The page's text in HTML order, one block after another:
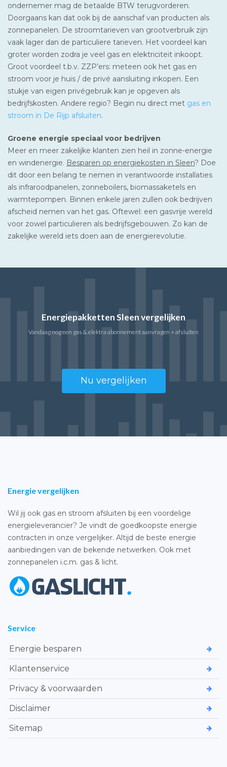
ondernemer mag de betaalde BTW terugvorderen.
Doorgaans kan dat ook bij de aanschaf van producten als
zonnepanelen. De stroomtarieven van grootverbruik zijn
vaak lager dan de particuliere tarieven. Het voordeel kan
groter worden zodra je veel gas en elektriciteit inkoopt.
Groot voordeel t.b.v. ZZP’ers: meteen ook het gas en
stroom voor je huis / de privé aansluiting inkopen. Een
stukje van eigen privégebruik kan je opgeven als
bedrijfskosten. Andere regio? Begin nu direct met gas en
stroom in De Rijp afsluiten.
Groene energie speciaal voor bedrijven
Meer en meer zakelijke klanten zien heil in zonne-energie
en windenergie. Besparen op energiekosten in Sleen? Doe
dit door een belang te nemen in verantwoorde installaties
als infraroodpanelen, zonneboilers, biomassaketels en
warmtepompen. Binnen enkele jaren zullen ook bedrijven
afscheid nemen van het gas. Oftewel: een gasvrije wereld
voor zowel particulieren als bedrijfsgebouwen. Zo kan de
zakelijke wereld iets doen aan de energierevolutie.
Energiepakketten Sleen vergelijken
Vandaag nog een gas & elektra abonnement aanvragen + afsluiten
Nu vergelijken
Energie vergelijken
Wil jij ook gas en stroom afsluiten bij een voordelige
energieleverancier? Je vindt de goedkoopste energie
contracten in onze vergelijker. Altijd de beste energie
aanbiedingen van de bekende netwerken. Ook met
zonnepanelen i.c.m. gas & licht.
Service
Energie besparen
Klantenservice
Privacy & voorwaarden
Disclaimer
Sitemap